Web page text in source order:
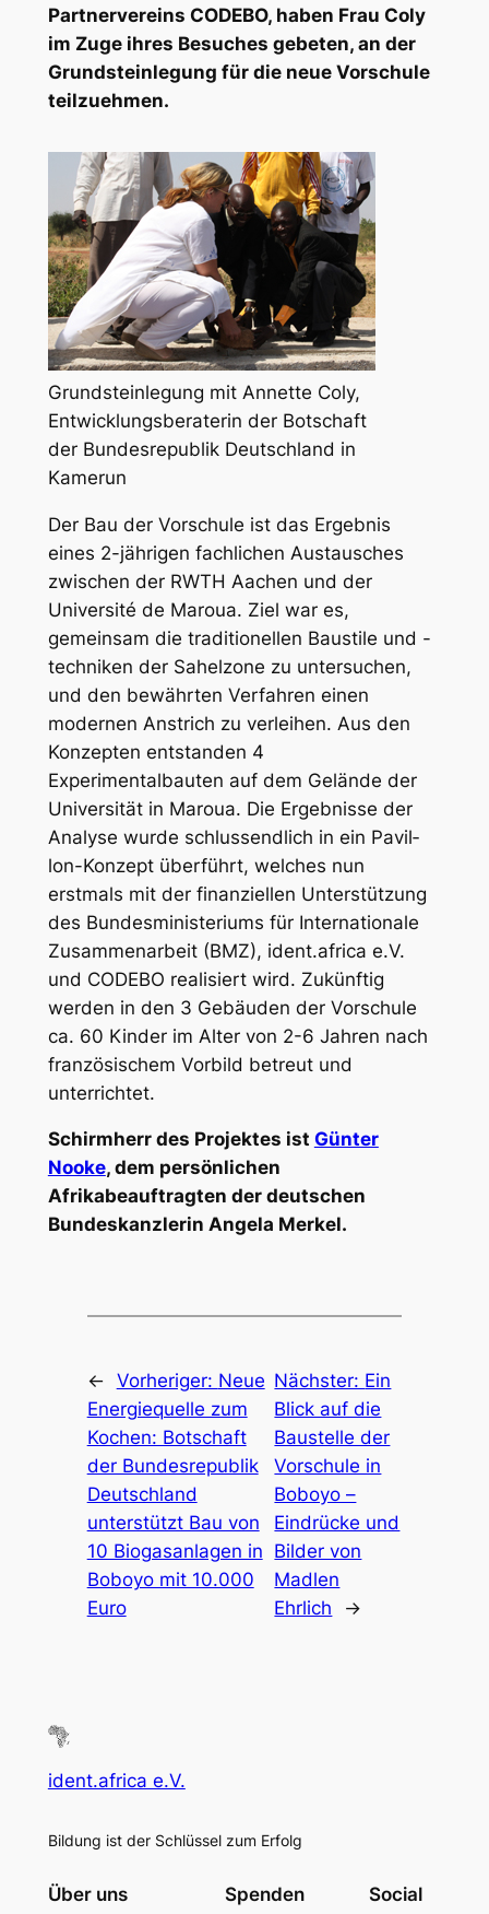
Partnervereins CODEBO, haben Frau Coly
im Zuge ihres Besuches gebeten, an der
Grundsteinlegung für die neue Vorschule
teilzuehmen.
Grundsteinlegung mit Annette Coly,
Entwicklungsberaterin der Botschaft
der Bundesrepublik Deutschland in
Kamerun
Der Bau der Vorschule ist das Ergebnis
eines 2-jährigen fachlichen Austausches
zwischen der RWTH Aachen und der
Université de Maroua. Ziel war es,
gemeinsam die traditionellen Baustile und -
techniken der Sahelzone zu untersuchen,
und den bewährten Verfahren einen
modernen Anstrich zu verleihen. Aus den
Konzepten entstanden 4
Experimentalbauten auf dem Gelände der
Universität in Maroua. Die Ergebnisse der
Analyse wurde schlussendlich in ein Pa­vil­
lon-Konzept überführt, welches nun
erstmals mit der finanziellen Unterstützung
des Bundesministeriums für Internationale
Zusammenarbeit (BMZ), ident.africa e.V.
und CODEBO realisiert wird. Zukünftig
werden in den 3 Gebäuden der Vorschule
ca. 60 Kinder im Alter von 2-6 Jahren nach
französischem Vorbild betreut und
unterrichtet.
Schirmherr des Projektes ist Günter
Nooke, dem persönlichen
Afrikabeauftragten der deutschen
Bundeskanzlerin Angela Merkel.
← Vorheriger: Neue
Energiequelle zum
Kochen: Botschaft
der Bundesrepublik
Deutschland
unterstützt Bau von
10 Biogasanlagen in
Boboyo mit 10.000
Euro
Nächster: Ein
Blick auf die
Baustelle der
Vorschule in
Boboyo –
Eindrücke und
Bilder von
Madlen
Ehrlich
→
ident.africa e.V.
Bildung ist der Schlüssel zum Erfolg
Über uns Spenden Social